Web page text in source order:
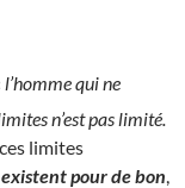
l’homme qui ne
n’est pas limité.
limites
pour de bon